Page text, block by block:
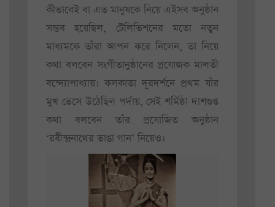
কীভাবেই বা এত মানুষকে নিয়ে এইসব অনুষ্ঠান
সম্ভব হয়েছিল, টেলিভিশনের মতো নতুন
মাধ্যমকে তাঁরা আপন করে নিলেন, তা নিয়ে
কথা বলবেন সংগীতানুষ্ঠানের প্রযোজক মালতী
বন্দ্যোপাধ্যায়। কলকাতা দূরদর্শনে প্রথম যাঁর
মুখ ভেসে উঠেছিল পর্দায়, সেই শর্মিষ্ঠা দাশগুপ্ত
কথা বলবেন তাঁর প্রযোজিত অনুষ্ঠান
‘রবীন্দ্রনাথের ভাঙা গান’ নিয়েও।